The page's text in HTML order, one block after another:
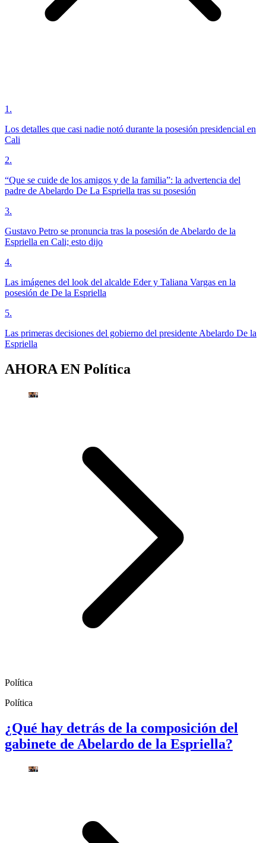
1 .
Los detalles que casi nadie notó durante la posesión presidencial en
Cali
2.
“Que se cuide de los amigos y de la familia”: la advertencia del
padre de Abelardo De La Espriella tras su posesión
3.
Gustavo Petro se pronuncia tras la posesión de Abelardo de la
Espriella en Cali; esto dijo
4.
Las imágenes del look del alcalde Eder y Taliana Vargas en la
posesión de De la Espriella
5.
Las primeras decisiones del gobierno del presidente Abelardo De la
Espriella
AHORA EN Política
Política
Política
¿Qué hay detrás de la composición del
gabinete de Abelardo de la Espriella?